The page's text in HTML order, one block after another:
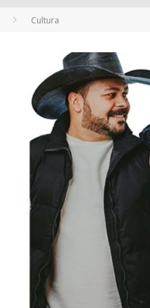
YAN TRAZ A TURNÊ NACIONAL DO
Cultura